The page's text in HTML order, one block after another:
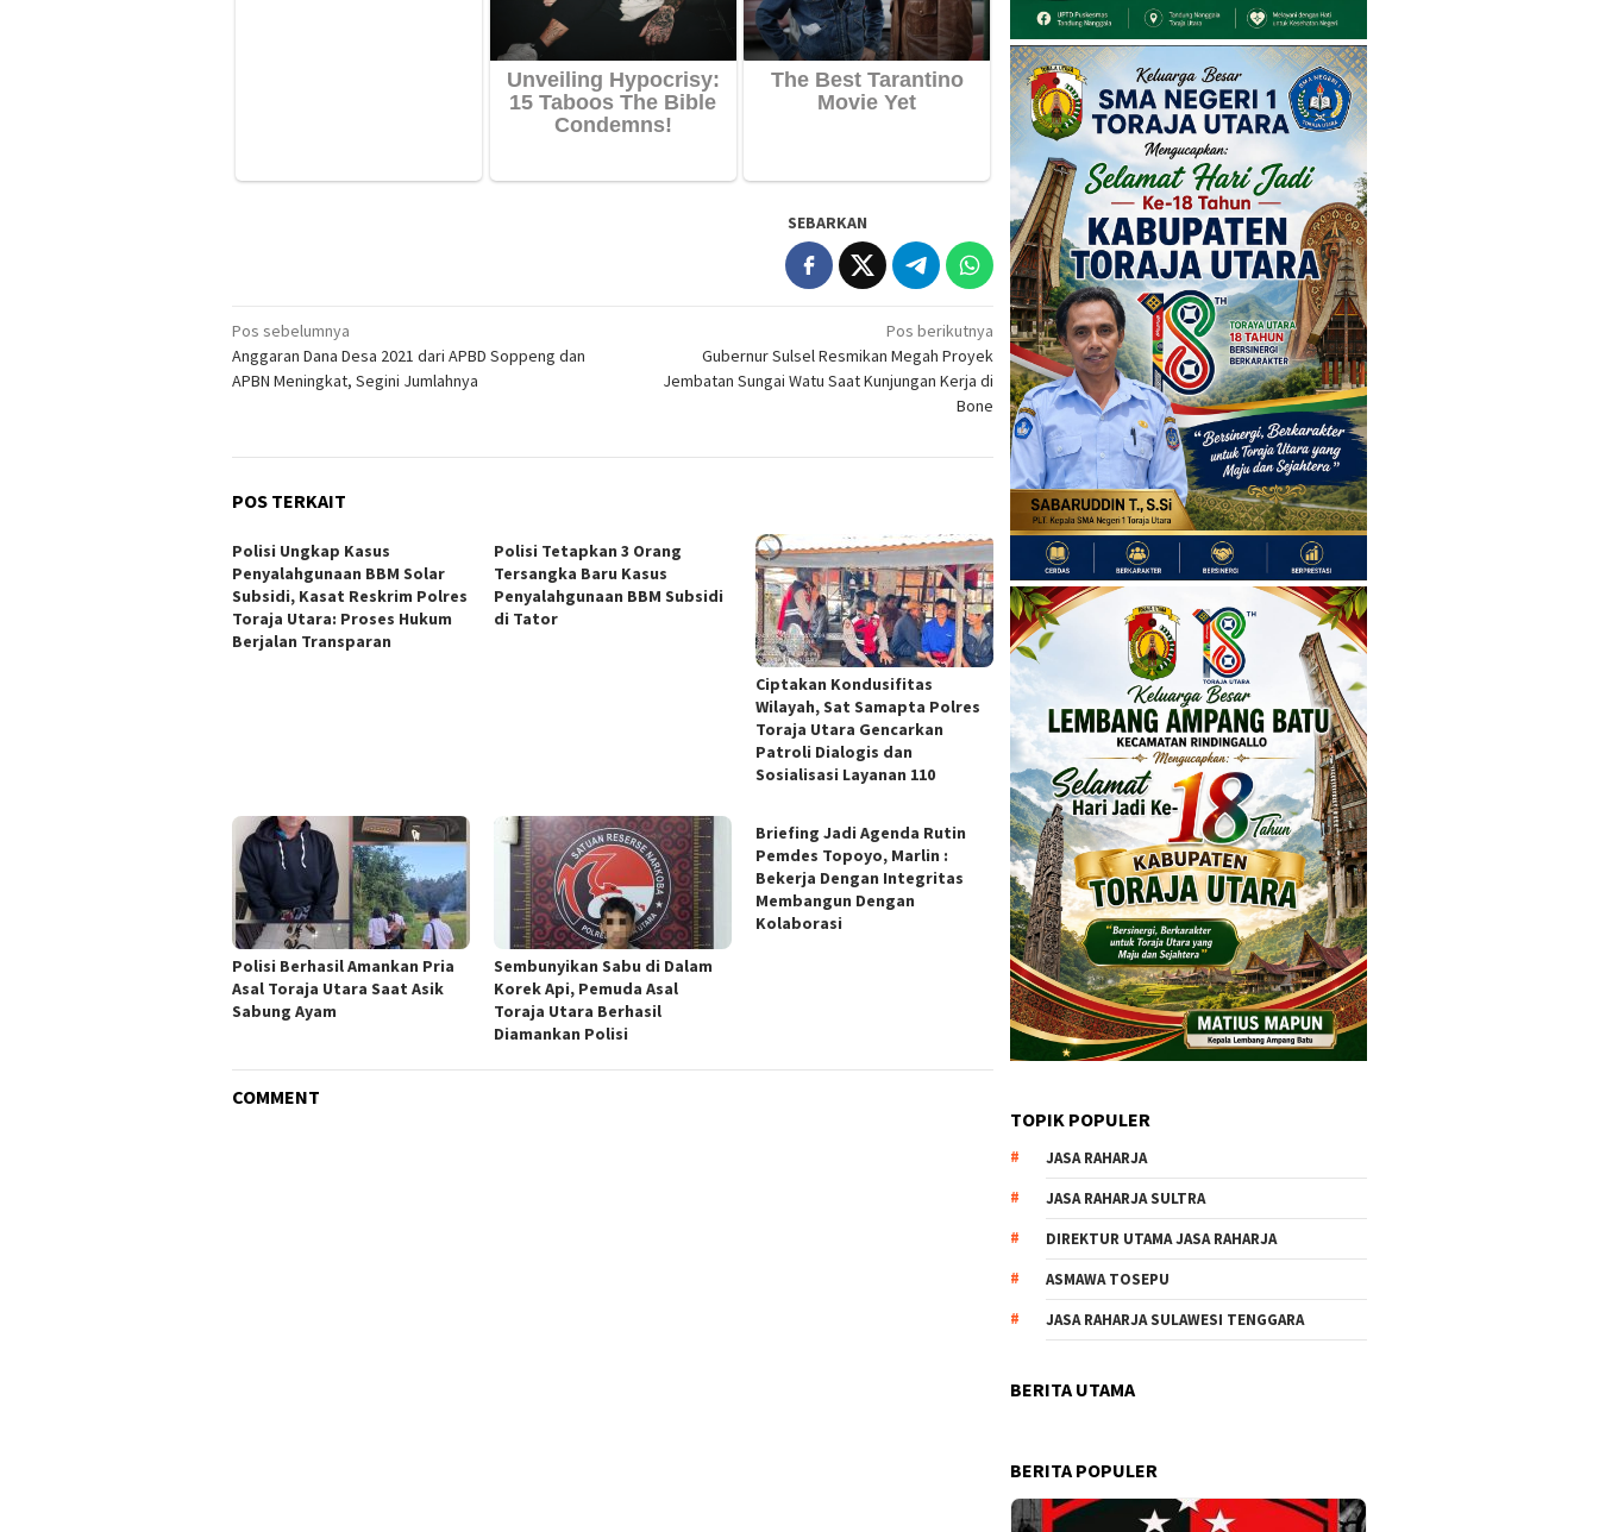
SEBARKAN
Navigasi
pos
Pos sebelumnya
Anggaran Dana Desa 2021 dari APBD Soppeng dan
APBN Meningkat, Segini Jumlahnya
Pos berikutnya
Gubernur Sulsel Resmikan Megah Proyek
Jembatan Sungai Watu Saat Kunjungan Kerja di
Bone
POS TERKAIT
Polisi Ungkap Kasus
Penyalahgunaan BBM Solar
Subsidi, Kasat Reskrim Polres
Toraja Utara: Proses Hukum
Berjalan Transparan
Polisi Tetapkan 3 Orang
Tersangka Baru Kasus
Penyalahgunaan BBM Subsidi
di Tator
Ciptakan Kondusifitas
Wilayah, Sat Samapta Polres
Toraja Utara Gencarkan
Patroli Dialogis dan
Sosialisasi Layanan 110
Polisi Berhasil Amankan Pria
Asal Toraja Utara Saat Asik
Sabung Ayam
Sembunyikan Sabu di Dalam
Korek Api, Pemuda Asal
Toraja Utara Berhasil
Diamankan Polisi
Briefing Jadi Agenda Rutin
Pemdes Topoyo, Marlin :
Bekerja Dengan Integritas
Membangun Dengan
Kolaborasi
COMMENT
TOPIK POPULER
JASA RAHARJA
JASA RAHARJA SULTRA
DIREKTUR UTAMA JASA RAHARJA
ASMAWA TOSEPU
JASA RAHARJA SULAWESI TENGGARA
BERITA UTAMA
BERITA POPULER